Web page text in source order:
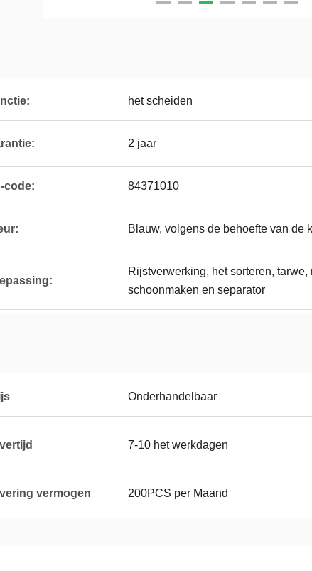
het scheiden
2 jaar
code: 84371010
Blauw, volgens de behoefte van de
Rijstverwerking, het sorteren, tarwe,
schoonmaken en separator
Onderhandelbaar
7-10 het werkdagen
vermogen 200PCS per Maand